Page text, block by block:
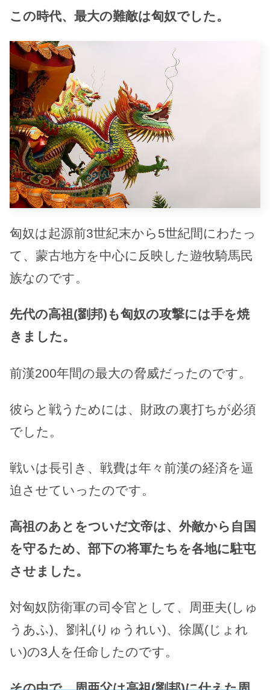
この時代、最大の難敵は匈奴でした。
匈奴は起源前3世紀末から5世紀間にわたっ
て、蒙古地方を中心に反映した遊牧騎馬民
族なのです。
先代の高祖(劉邦)も匈奴の攻撃には手を焼
きました。
前漢200年間の最大の脅威だったのです。
彼らと戦うためには、財政の裏打ちが必須
でした。
戦いは長引き、戦費は年々前漢の経済を逼
迫させていったのです。
高祖のあとをついだ文帝は、外敵から自国
を守るため、部下の将軍たちを各地に駐屯
させました。
対匈奴防衛軍の司令官として、周亜夫(しゅ
うあふ)、劉礼(りゅうれい)、徐厲(じょれ
い)の3人を任命したのです。